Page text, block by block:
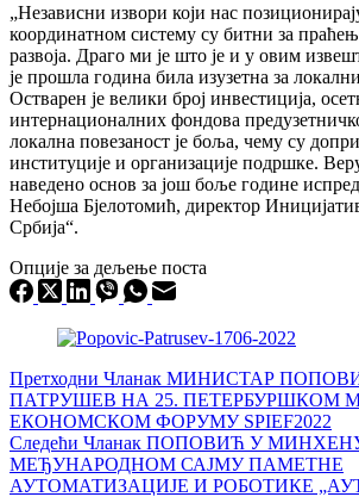
„Независни извори који нас
координатном систему су битни за
развоја. Драго ми је што је и у овим
је прошла година била изузетна за
Остварен је велики број инвестиција,
интернационалних фондова
локална повезаност је боља, чему су
институције и организације подршке.
наведено основ за још боље године испред
Небојша Бјелотомић, директор
Србија“.
Опције за дељење поста
Претходни Чланак МИНИСТАР
ПАТРУШЕВ НА 25. ПЕТЕРБУРШКОМ
ЕКОНОМСКОМ ФОРУМУ SPIEF2022
Следећи Чланак ПОПОВИЋ У
МЕЂУНАРОДНОМ САЈМУ ПАМЕТНЕ
АУТОМАТИЗАЦИЈЕ И РОБОТИКЕ